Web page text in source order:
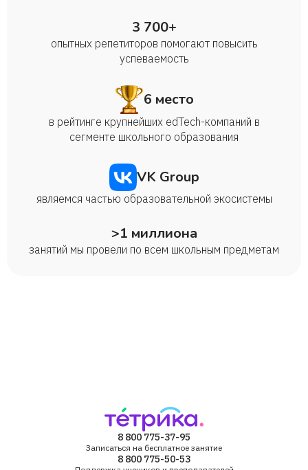
3 700+
опытных репетиторов помогают повысить
успеваемость
6 место
в рейтинге крупнейших edTech-компаний в
сегменте школьного образования
VK Group
являемся частью образовательной экосистемы
>1 миллиона
занятий мы провели по всем школьным предметам
8 800 775-37-95
Записаться на бесплатное занятие
8 800 775-50-53